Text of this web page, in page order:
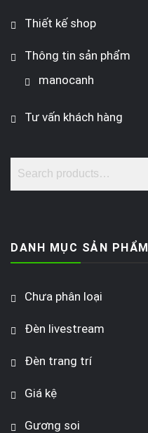
Thiết kế shop
Thông tin sản phẩm
manocanh
Tư vấn khách hàng
DANH MỤC SẢN PHẨM
Chưa phân loại
Đèn livestream
Đèn trang trí
Giá kệ
Gương soi